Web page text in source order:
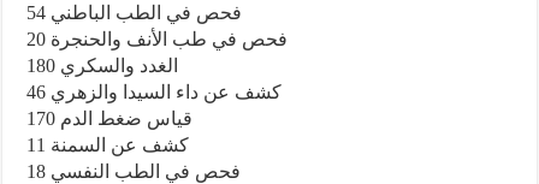
54 فحص في الطب الباطني
20 فحص في طب الأنف والحنجرة
180 الغدد والسكري
46 كشف عن داء السيدا والزهري
170 قياس ضغط الدم
11 كشف عن السمنة
18 فحص في الطب النفسي